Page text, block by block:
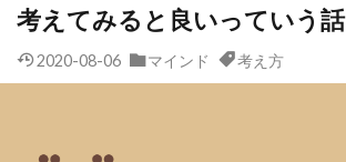
考えてみると良いっていう話
2020-08-06 マインド 考え方